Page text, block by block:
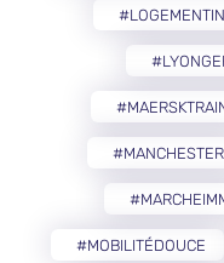
#MANCHESTER
#MOBILITÉDOUCE